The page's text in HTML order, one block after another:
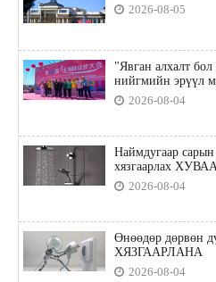
2026-08-05
"Явган алхалт
нийгмийн эрүүл
2026-08-04
Наймдугаар
хязгаарлах
2026-08-04
Өнөөдөр дөрвөн
ХЯЗГААРЛАНА
2026-08-04